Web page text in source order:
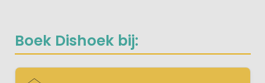
Boek Dishoek bij: